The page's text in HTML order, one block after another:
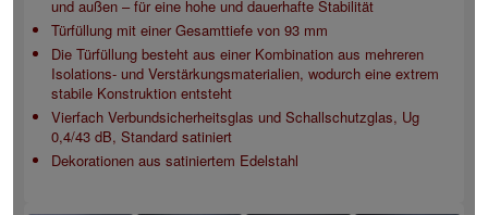
und außen – für eine hohe und dauerhafte Stabilität
Türfüllung mit einer Gesamttiefe von 93 mm
Die Türfüllung besteht aus einer Kombination aus mehreren
Isolations- und Verstärkungsmaterialien, wodurch eine extrem
stabile Konstruktion entsteht
Vierfach Verbundsicherheitsglas und Schallschutzglas, Ug
0,4/43 dB, Standard satiniert
Dekorationen aus satiniertem Edelstahl